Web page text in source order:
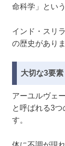
命科学」とい
インド・スリ
の歴史がありま
大切な3要素
アーユルヴェ
と呼ばれる3
す。